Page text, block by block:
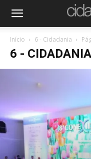
Início 6 - Cidadania
6 - CIDADANIA